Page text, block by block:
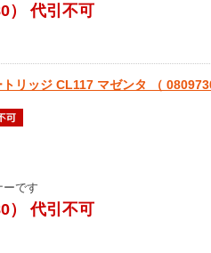
代引不可
リッジ CL117 マゼンタ （
ーです
代引不可